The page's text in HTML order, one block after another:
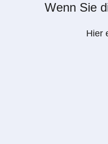
Wenn Sie
Hier